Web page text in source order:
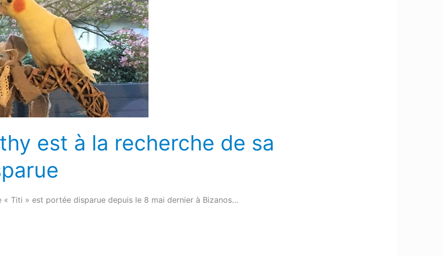
est à la recherche de sa
« Titi » est portée disparue depuis le 8 mai dernier à Bizanos…